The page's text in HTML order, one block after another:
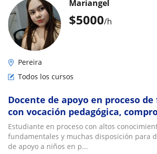
$5000/h
Mariangel
Pereira
Todos los cursos
Docente de apoyo en proceso
con vocación pedagógica,
disposición para acompañar el
académico
Estudiante en proceso con altos
fundamentales y muchas disposición para
de apoyo a niños en p...